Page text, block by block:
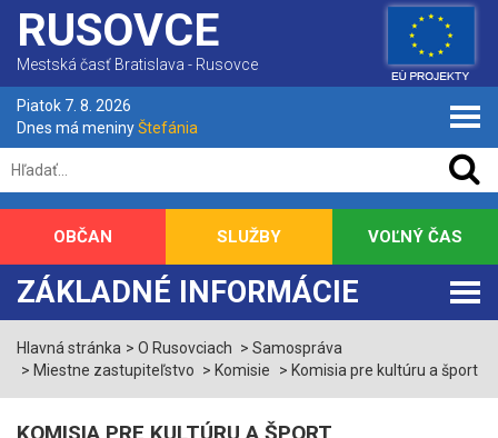
RUSOVCE
Mestská časť Bratislava - Rusovce
Piatok 7. 8. 2026
Dnes má meninyŠtefánia
ZÁKLADNÉ INFORMÁCIE
OBČAN SLUŽBY VOĽNÝ ČAS
Hlavná stránka O Rusovciach
Samospráva
Miestne zastupiteľstvo
Komisie Komisia pre kultúru a šport